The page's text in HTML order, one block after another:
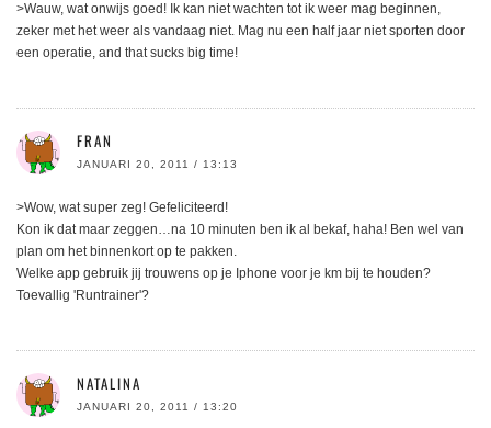
>Wauw, wat onwijs goed! Ik kan niet wachten tot ik weer mag beginnen,
zeker met het weer als vandaag niet. Mag nu een half jaar niet sporten door
een operatie, and that sucks big time!
FRAN
JANUARI 20, 2011 / 13:13
>Wow, wat super zeg! Gefeliciteerd!
Kon ik dat maar zeggen…na 10 minuten ben ik al bekaf, haha! Ben wel van
plan om het binnenkort op te pakken.
Welke app gebruik jij trouwens op je Iphone voor je km bij te houden?
Toevallig 'Runtrainer'?
NATALINA
JANUARI 20, 2011 / 13:20